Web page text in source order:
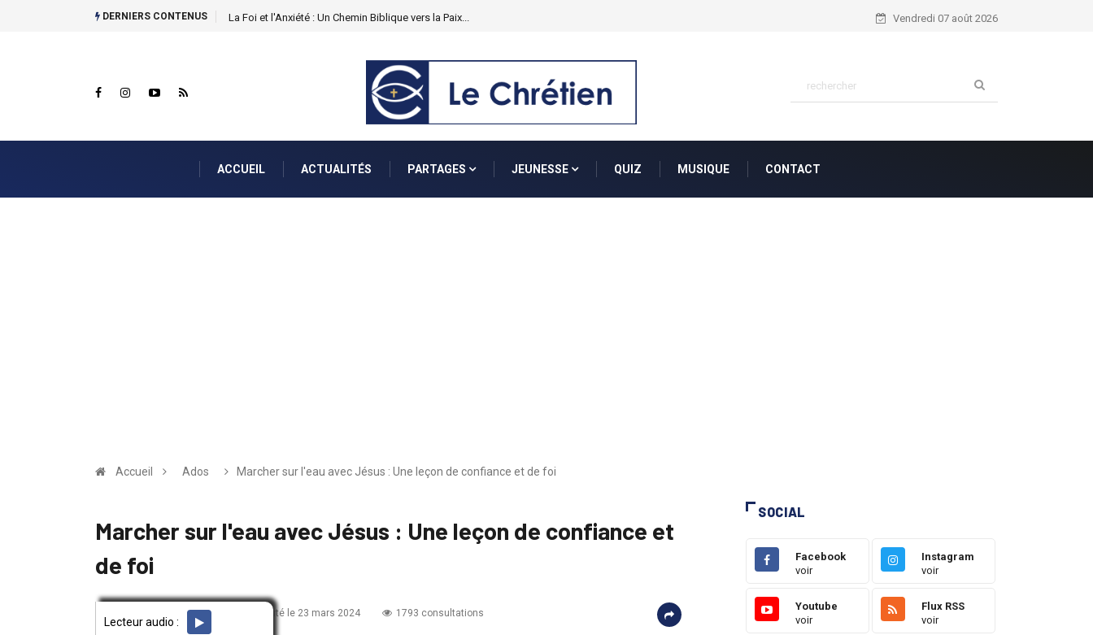
DERNIERS CONTENUS La Foi et l'Anxiété : Un Chemin Biblique vers la Paix... Nahum 1:7...
Vendredi 07 août 2026
ACCUEIL ACTUALITÉS PARTAGES JEUNESSE QUIZ MUSIQUE CONTACT
Accueil Ados Marcher sur l'eau avec Jésus : Une leçon de confiance et de foi
Marcher sur l'eau avec Jésus : Une leçon de confiance et
de foi
par Nathan ajouté le 23 mars 2024 1793 consultations
Lecteur audio :
SOCIAL
Facebook
voir
Instagram
voir
Youtube
voir
Flux RSS
voir